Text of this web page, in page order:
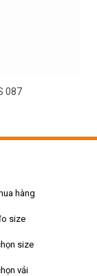
ĐỒNG PHỤC BELL -
hàng
size
size
vải